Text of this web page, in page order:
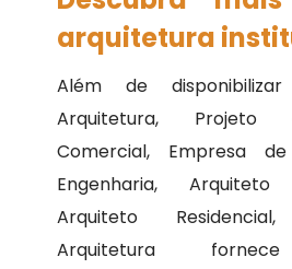
arquitetura
Além de
Arquitetura, Projeto
Comercial, Empresa
Engenharia,
Arquiteto
Arquitetura